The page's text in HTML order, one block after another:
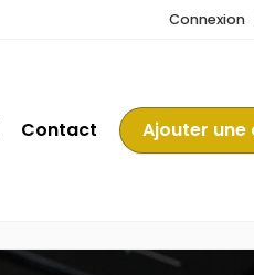
Connexion
Contact Ajouter